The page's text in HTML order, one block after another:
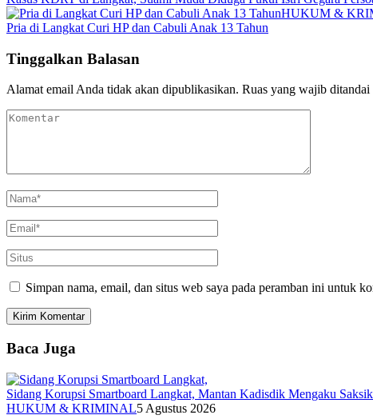
HUKUM &
Pria di Langkat Curi HP dan Cabuli Anak 13 Tahun
Tinggalkan Balasan
Alamat email Anda tidak akan dipublikasikan. Ruas yang wajib ditandai
Simpan nama, email, dan situs web saya pada peramban ini untuk
Baca Juga
Sidang Korupsi Smartboard Langkat, Mantan Kadisdik Mengaku
HUKUM & KRIMINAL5 Agustus 2026